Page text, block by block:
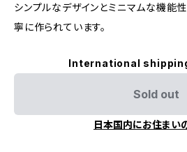
シンプルなデザインとミニマムな機能
寧に作られています。
International
Sold out
日本国内にお住まい